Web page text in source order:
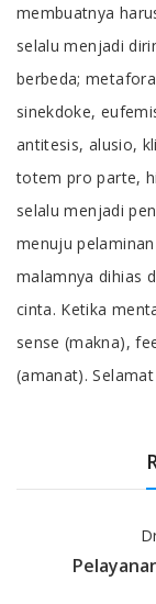
membuatnya
selalu menjadi
berbeda;
sinekdoke,
antitesis, alusio,
totem pro parte,
selalu menjadi
menuju
malamnya dihias
cinta. Ketika
sense (makna),
(amanat).